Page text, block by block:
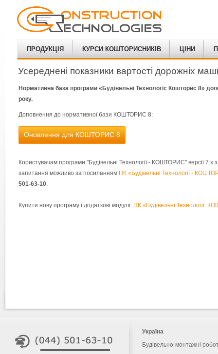
ПРОДУКЦІЯ КУРСИ КОШТОРИСНИКІВ ЦІНИ
Усереднені показники вартості дорожніх
Нормативна база програми «Будівельні Технології: Кошторис 8»
року.
Доповнення до нормативної бази КОШТОРИС 8:
Оновлення для КОШТОРИС 8
Користувачам програми "Будівельні Технології - КОШТОРИС" версії 7.х
запитання можливо за посиланням ПК «Будівельні Технології -
501-63-10.
Купити нову програму і додаткові модулі: ПК «Будівельні Технології:
Україна
Будівельно-монтажні